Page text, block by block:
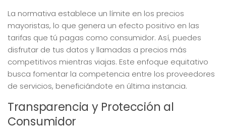
La normativa establece un límite en los precios
mayoristas, lo que genera un efecto positivo en las
tarifas que tú pagas como consumidor. Así, puedes
disfrutar de tus datos y llamadas a precios más
competitivos mientras viajas. Este enfoque equitativo
busca fomentar la competencia entre los proveedores
de servicios, beneficiándote en última instancia.
Transparencia y Protección al
Consumidor